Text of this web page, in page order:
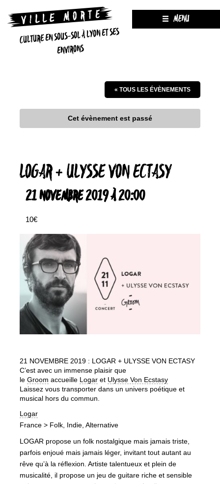
CULTURE EN SOUS-SOL À LYON ET SES
ENVIRONS
MENU
« TOUS LES ÉVÈNEMENTS
Cet évènement est passé
LOGAR + ULYSSE VON ECTASY
21 NOVEMBRE 2019 À 20:00
10€
21 NOVEMBRE 2019 : LOGAR + ULYSSE VON ECTASY
C’est avec un immense plaisir que
le Groom accueille Logar et Ulysse Von Ecstasy
Laissez vous transporter dans un univers poétique et
musical hors du commun.
Logar
France > Folk, Indie, Alternative
LOGAR propose un folk nostalgique mais jamais triste,
parfois enjoué mais jamais léger, invitant tout autant au
rêve qu’à la réflexion. Artiste talentueux et plein de
musicalité, il propose un jeu de guitare riche et sensible